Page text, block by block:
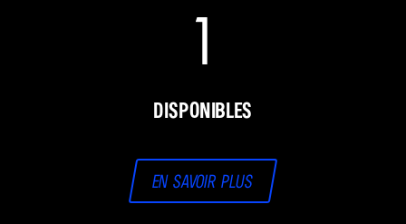
1
disponibles
en savoir plus